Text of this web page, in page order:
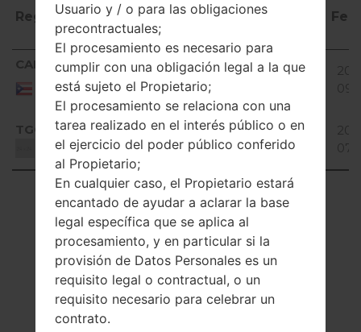
Región
Nombre de
archivo
OS
Región
Nombre de
archivo
OS
CAP
Puerto
Rico
H950PR15a_00.kdz
Android
5.0.x
1.53
09-
TGO
Unknown
H950PR15a_00.kdz
Android
5.0.x
1.52
GiB
07-
Showing 1 to 2 of 2 entries
Previous 1 Next
Usuario y / o para las obligaciones
precontractuales;
El procesamiento es necesario para
cumplir con una obligación legal a la que
está sujeto el Propietario;
El procesamiento se relaciona con una
tarea realizado en el interés público o en
el ejercicio del poder público conferido
al Propietario;
En cualquier caso, el Propietario estará
encantado de ayudar a aclarar la base
legal específica que se aplica al
procesamiento, y en particular si la
provisión de Datos Personales es un
requisito legal o contractual, o un
requisito necesario para celebrar un
contrato.